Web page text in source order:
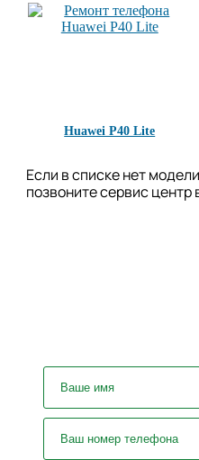
Huawei P40 Lite
Если в списке нет
позвоните сервис центр